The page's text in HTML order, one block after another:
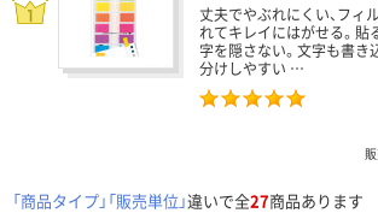
丈夫でやぶれにくい、フィ
れてキレイにはがせる。貼
字を隠さない。文字も書き
分けしやすい …
販
「商品タイプ」「販売単位」違いで全27商品あります